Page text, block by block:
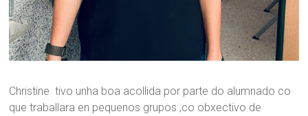
Christine tivo unha boa acollida por parte do alumnado co
que traballara en pequenos grupos ,co obxectivo de